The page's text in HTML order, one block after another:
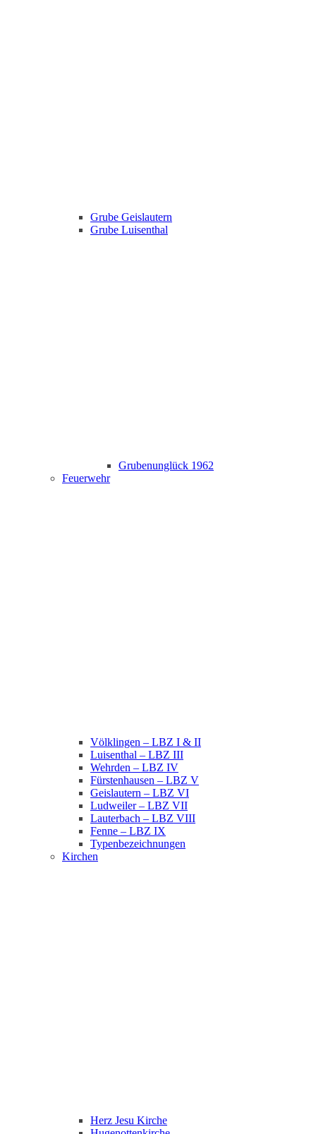
Grube Geislautern
Grube Luisenthal
Grubenunglück 1962
Feuerwehr
Völklingen – LBZ I & II
Luisenthal – LBZ III
Wehrden – LBZ IV
Fürstenhausen – LBZ V
Geislautern – LBZ VI
Ludweiler – LBZ VII
Lauterbach – LBZ VIII
Fenne – LBZ IX
Typenbezeichnungen
Kirchen
Herz Jesu Kirche